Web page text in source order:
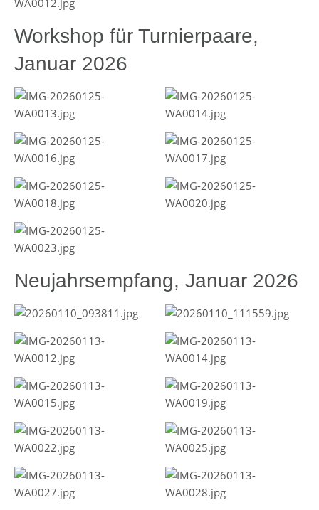
Workshop für Turnierpaare,
Januar 2026
Neujahrsempfang, Januar 2026